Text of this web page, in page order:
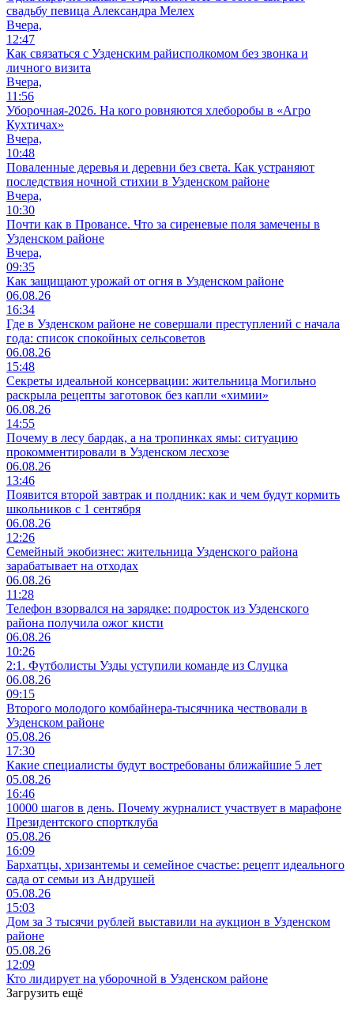
свадьбу певица Александра Мелех
Вчера,
12:47
Как связаться с Узденским райисполкомом без звонка и
личного визита
Вчера,
11:56
Уборочная-2026. На кого ровняются хлеборобы в «Агро
Кухтичах»
Вчера,
10:48
Поваленные деревья и деревни без света. Как устраняют
последствия ночной стихии в Узденском районе
Вчера,
10:30
Почти как в Провансе. Что за сиреневые поля замечены в
Узденском районе
Вчера,
09:35
Как защищают урожай от огня в Узденском районе
06.08.26
16:34
Где в Узденском районе не совершали преступлений с начала
года: список спокойных сельсоветов
06.08.26
15:48
Секреты идеальной консервации: жительница Могильно
раскрыла рецепты заготовок без капли «химии»
06.08.26
14:55
Почему в лесу бардак, а на тропинках ямы: ситуацию
прокомментировали в Узденском лесхозе
06.08.26
13:46
Появится второй завтрак и полдник: как и чем будут кормить
школьников с 1 сентября
06.08.26
12:26
Семейный экобизнес: жительница Узденского района
зарабатывает на отходах
06.08.26
11:28
Телефон взорвался на зарядке: подросток из Узденского
района получила ожог кисти
06.08.26
10:26
2:1. Футболисты Узды уступили команде из Слуцка
06.08.26
09:15
Второго молодого комбайнера-тысячника чествовали в
Узденском районе
05.08.26
17:30
Какие специалисты будут востребованы ближайшие 5 лет
05.08.26
16:46
10000 шагов в день. Почему журналист участвует в марафоне
Президентского спортклуба
05.08.26
16:09
Бархатцы, хризантемы и семейное счастье: рецепт идеального
сада от семьи из Андрушей
05.08.26
15:03
Дом за 3 тысячи рублей выставили на аукцион в Узденском
районе
05.08.26
12:09
Кто лидирует на уборочной в Узденском районе
Загрузить ещё